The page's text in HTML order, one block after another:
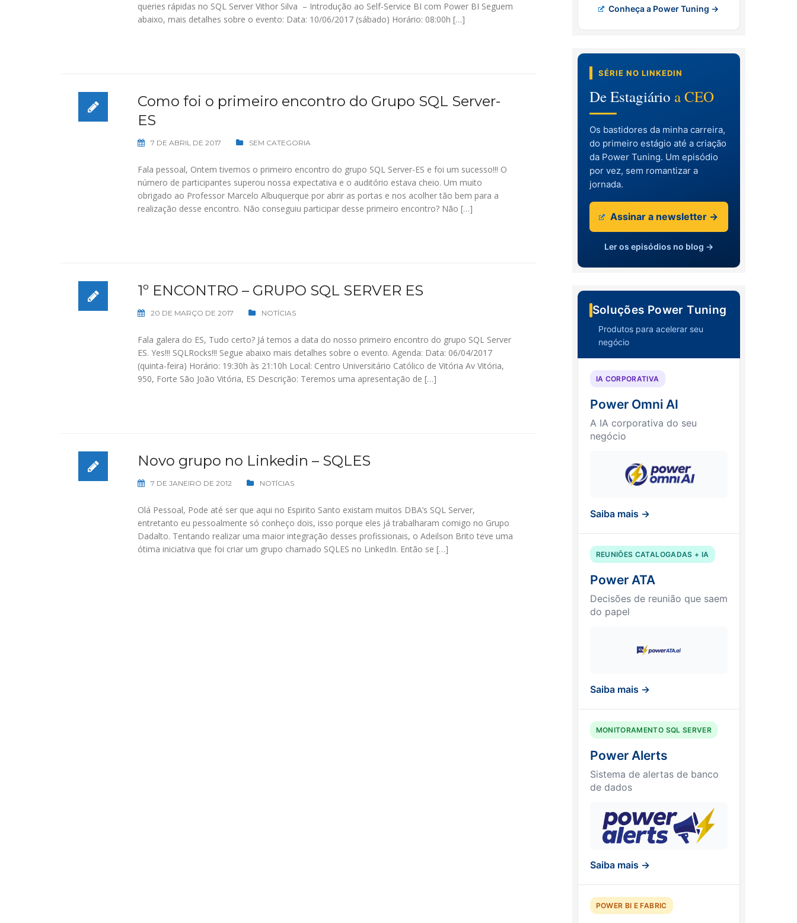
queries rápidas no SQL Server Vithor Silva – Introdução ao Self-Service BI com Power BI Seguem
abaixo, mais detalhes sobre o evento: Data: 10/06/2017 (sábado) Horário: 08:00h […]
Como foi o primeiro encontro do Grupo SQL Server-
ES
7 DE ABRIL DE 2017 SEM CATEGORIA
Fala pessoal, Ontem tivemos o primeiro encontro do grupo SQL Server-ES e foi um sucesso!!! O
número de participantes superou nossa expectativa e o auditório estava cheio. Um muito
obrigado ao Professor Marcelo Albuquerque por abrir as portas e nos acolher tão bem para a
realização desse encontro. Não conseguiu participar desse primeiro encontro? Não […]
1º ENCONTRO – GRUPO SQL SERVER ES
20 DE MARÇO DE 2017 NOTÍCIAS
Fala galera do ES, Tudo certo? Já temos a data do nosso primeiro encontro do grupo SQL Server
ES. Yes!!! SQLRocks!!! Segue abaixo mais detalhes sobre o evento. Agenda: Data: 06/04/2017
(quinta-feira) Horário: 19:30h às 21:10h Local: Centro Universitário Católico de Vitória Av Vitória,
950, Forte São João Vitória, ES Descrição: Teremos uma apresentação de […]
Novo grupo no Linkedin – SQLES
7 DE JANEIRO DE 2012 NOTÍCIAS
Olá Pessoal, Pode até ser que aqui no Espirito Santo existam muitos DBA’s SQL Server,
entretanto eu pessoalmente só conheço dois, isso porque eles já trabalharam comigo no Grupo
Dadalto. Tentando realizar uma maior integração desses profissionais, o Adeilson Brito teve uma
ótima iniciativa que foi criar um grupo chamado SQLES no LinkedIn. Então se […]
Conheça a Power Tuning →
SÉRIE NO LINKEDIN
De Estagiário a CEO
Os bastidores da minha carreira,
do primeiro estágio até a criação
da Power Tuning. Um episódio
por vez, sem romantizar a
jornada.
Assinar a newsletter →
Ler os episódios no blog →
Soluções Power Tuning
Produtos para acelerar seu
negócio
IA CORPORATIVA
Power Omni AI
A IA corporativa do seu
negócio
Saiba mais →
REUNIÕES CATALOGADAS + IA
Power ATA
Decisões de reunião que saem
do papel
Saiba mais →
MONITORAMENTO SQL SERVER
Power Alerts
Sistema de alertas de banco
de dados
Saiba mais →
POWER BI E FABRIC